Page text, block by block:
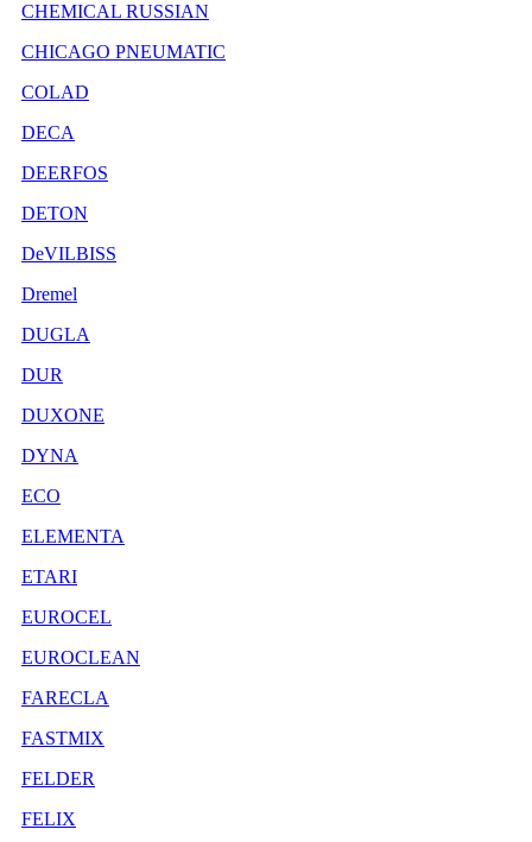
CHEMICAL RUSSIAN
CHICAGO PNEUMATIC
COLAD
DECA
DEERFOS
DETON
DeVILBISS
Dremel
DUGLA
DUR
DUXONE
DYNA
ECO
ELEMENTA
ETARI
EUROCEL
EUROCLEAN
FARECLA
FASTMIX
FELDER
FELIX